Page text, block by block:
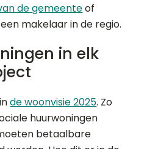
de gemeenteof
makelaar in de regio.
in elk
de woonvisie 2025. Zo
huurwoningen
betaalbare